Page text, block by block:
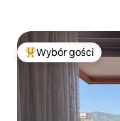
Najpopularniejsze
Wybór gości